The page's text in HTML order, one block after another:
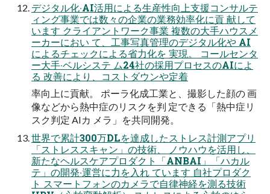
デジタル化‧AI活⽤による⽣産性向上⽀援コンサルテ
ィング事業では数々の企業の業務効率化に貢 献して
います クライアントワーク事業 複数の⼤⼿ハウスメ
ーカーにおい て、⼯事写真管理のデジタル化や AI
によるチェックによる省⼒化を 実現。 コールセンタ
ー⼤⼿‧ベルシステ ム24社の採⽤プロセスのAIによ
る 改善により、コストダウンや定着
率向上に貢献。 ポーラ化成⼯業と、撮影した顔の 画
像などから熱中症のリスクを判 定できる「熱中症リ
スク判定 AIカ メラ」を共同開発。
世界で累計300万DLを達成したストレス計測アプリ
「ストレススキャン」の技術、 ノウハウを活⽤し、
新たなヘルスケアプロダクト「ANBAI」「ハカル
テ」の開発‧運営に⼒を⼊れ ています ⾃社プロダク
ト スマートフォンのカメラで⾃律神経を測る技術